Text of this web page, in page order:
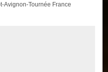
Avignon-Tournée France